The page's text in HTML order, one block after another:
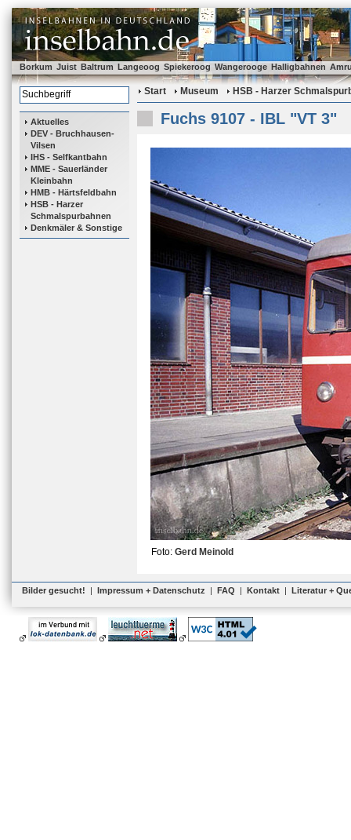
Borkum Juist Baltrum Langeoog Spiekeroog Wangerooge Halligbahnen
Aktuelles
DEV - Bruchhausen-
Vilsen
IHS - Selfkantbahn
MME - Sauerländer
Kleinbahn
HMB - Härtsfeldbahn
HSB - Harzer
Schmalspurbahnen
Denkmäler & Sonstige
Start Museum HSB - Harzer
Fuchs 9107 - IBL "VT 3"
Foto: Gerd Meinold
Bilder gesucht! | Impressum + Datenschutz | FAQ | Kontakt | Literatur +